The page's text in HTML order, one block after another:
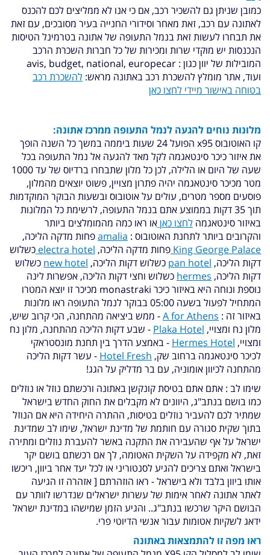
כמובן שניתן גם להשכיר רכב, אם כי אנו לא ממליצים לכם להכנס
לאתונה עם רכב, זאת מאחר וסידורי החנייה בעיר מסובכים, עם זאת
את תבחרו לעשות זאת בנמל התעופה של אתונה בטרמינל הטיסות
הנכנסות יש מוקדי שרות ומכירות של כל חברות השכרת הרכב
המובילות של יוון כגון : avis, budget, national, europecar
ועוד, אתר מומלץ להשכרת רכב באתונה מראש: להשכרת רכב
בטוחה באישור מיידי לחצו כאן
מלונות נוחים להגעה לנמל התעופה ממרכז אתונה:
קו האוטובוס x95 הפועל 24 שעות ביממה במשך כל השנה הופך
את איזור כיכר סינטאגמה לקל מאד להגעה אל נמל התעופה בכל
שעה של היום או הלילה, לכן כל מלון שתבחרו ברדיוס של עד 1000
מטר מכיכר סינטאגמה יהיה פתרון מצויין, פשוט יוצאים מהמלון,
פוסעים מספר מטרים, עולים על אוטובוס ובשעות הבוקר המוקדמות
תוך 35 דקות בממוצע אתם בנמל התעופה, לרשימת כל המלונות
באיזור סינטאגמה לחצו כאןאו ראו כמה מהמומלצים ביותר
והקרובים ביותר לתחנת האוטובוס : amaliaפחות מדקה הליכה,
King George Palace פחות מדקה הליכה, electra hotel כשלוש
דקות הליכה, pan hotel כשלוש דקות הליכה, new hotel כשלוש
דקות הליכה, hermes כשלוש וחצי דקות הליכה, אפשרות לינה
נוספת ונוחה היא באיזור כיכר monastraki מכיכר זו יוצא המטרו
המתחיל לפעול בשעה 05:00 בבוקר לנמל התעופה ראו מלונות
באיזור זה : A for Athens- ממש ביציאה מהתחנה, הכי קרוב שיש,
מלון נח ומצויי, Plaka Hotel - שבע דקות הליכה מהתחנה, מלון נח
ומצויי, Hermes Hotel - באמצע הדרך בין תחנת מונסטראקי
לכיכר סינטאגמה ברחוב שק, Hotel Fresh - עשר דקות הליכה
מהתחנה לכיוון אומוניה, עם בר מדליק על הגג!
שימו לב : אתם אתם בטיסת קונקשן באתונה ורכשתם נוזל או נוזלים
כמו בושם בנתב"ג, היוונים לא מקבלים את החוק החדש בישראל
שמתיר לכם להעביר נוזלים בטיסות, ההתרה היחידה היא אם הנוזל
בתוך שקית סגורה עם חותמת של מדינת ישראל, שימו לב שמדינת
ישראל על אף שהעבירה את התקנה באשר להעברת נוזלים ומתירה
זאת, לא מקפידה על השקית האטומה, לך אם רכשתם בושם יקר
בישראל ואתם צריכים להגיע לסנטוריני או לכל יעד אחר ביוון, ריכשו
אותו ביוון בלבד ולא בישראל - ראו הוזהרתם [ אזהרה זו הגיעה
לאתר אתונה לאחר אימות של עשרות ישראלים שנדרשו לוותר עם
הבושם היקר שרכשו בנתב"ג.. והגיע הזמן שמישהו במדינת ישראל
ידאג לשקיות אטומות עבור אנשי הדיוטי פרי.
ראו מפה זו להתמצאות באתונה